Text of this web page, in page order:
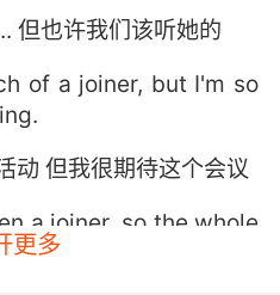
但也许我们该听她的
of a joiner, but I'm so
动 但我很期待这个会议
a joiner, so the whole
fit for me.
更多